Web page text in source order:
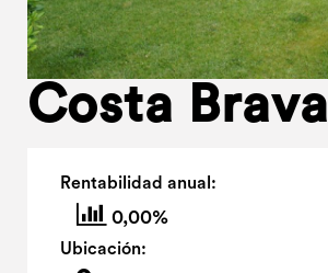
Costa Brava
Rentabilidad anual:
0,00%
Ubicación: